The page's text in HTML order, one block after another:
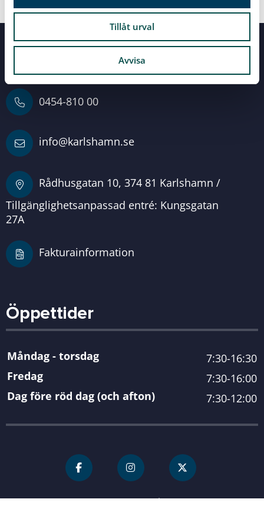
Tillåt urval
Avvisa
Servicecenter
0454-810 00
info@karlshamn.se
Rådhusgatan 10, 374 81 Karlshamn /
Tillgänglighetsanpassad entré: Kungsgatan
27A
Fakturainformation
Öppettider
Måndag - torsdag
7:30-16:30
Fredag
7:30-16:00
Dag före röd dag (och afton)
7:30-12:00
För personal